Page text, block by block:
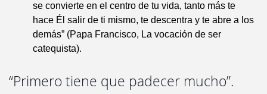
se convierte en el centro de tu vida, tanto más te
hace Él salir de ti mismo, te descentra y te abre a los
demás” (Papa Francisco, La vocación de ser
catequista).
“Primero tiene que padecer mucho”.